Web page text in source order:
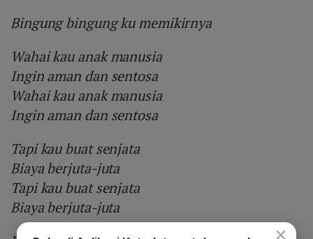
Bingung bingung ku memikirnya
Wahai kau anak manusia
Ingin aman dan sentosa
Wahai kau anak manusia
Ingin aman dan sentosa
Tapi kau buat senjata
Biaya berjuta-juta
Tapi kau buat senjata
Biaya berjuta-juta
×